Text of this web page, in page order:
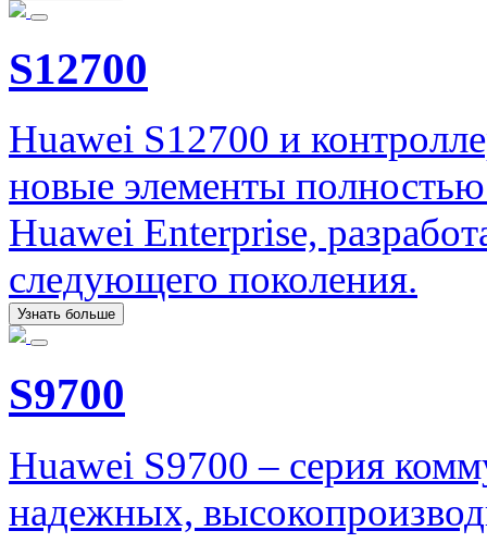
S12700
Huawei S12700 и
новые элементы
Huawei Enterprise,
следующего поколения.
Узнать больше
S9700
Huawei S9700 – серия
надежных,